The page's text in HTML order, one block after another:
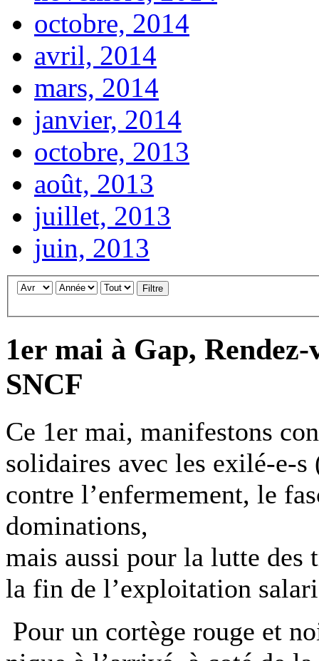
octobre, 2014
avril, 2014
mars, 2014
janvier, 2014
octobre, 2013
août, 2013
juillet, 2013
juin, 2013
Filtre
1er mai à Gap,
SNCF
Ce 1er mai, manifestons
solidaires avec les exilé-e-s
contre l’enfermement, le
dominations,
mais aussi pour la lutte des
la fin de l’exploitation
Pour un cortège rouge et